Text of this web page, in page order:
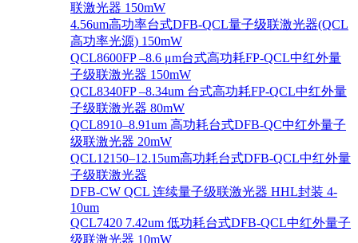
联激光器 150mW
4.56um高功率台式DFB-QCL量子级联激光器(QCL
高功率光源) 150mW
QCL8600FP –8.6 μm台式高功耗FP-QCL中红外量
子级联激光器 150mW
QCL8340FP –8.34um 台式高功耗FP-QCL中红外量
子级联激光器 80mW
QCL8910–8.91um 高功耗台式DFB-QC中红外量子
级联激光器 20mW
QCL12150–12.15um高功耗台式DFB-QCL中红外量
子级联激光器
DFB-CW QCL 连续量子级联激光器 HHL封装 4-
10um
QCL7420 7.42um 低功耗台式DFB-QCL中红外量子
级联激光器 10mW